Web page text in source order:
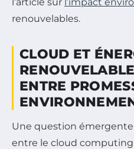
renouvelables.
CLOUD ET
ENTRE
Une question
entre le cloud